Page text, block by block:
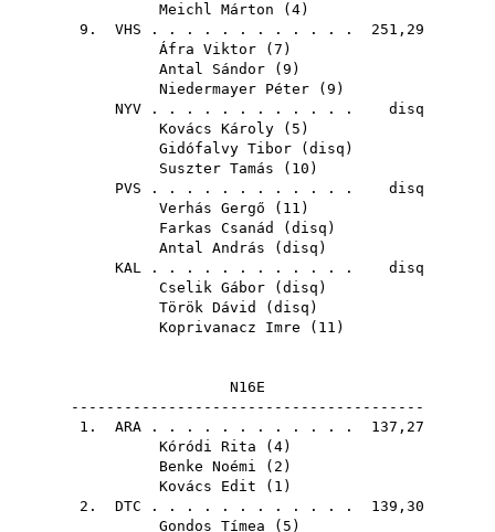
Meichl Márton ( 4)
9. VHS . . . . . . . . . . . . 251,29
Áfra Viktor ( 7 )
Antal Sándor ( 9 )
Niedermayer Péter ( 9 )
NYV . . . . . . . . . . . . disq
Kovács Károly ( 5 )
Gidófalvy Tibor ( disq )
Suszter Tamás ( 10 )
PVS . . . . . . . . . . . . disq
Verhás Gergő ( 11 )
Farkas Csanád
( disq )
Antal András ( disq )
KAL . . . . . . . . . . . . disq
Cselik Gábor ( disq )
Török Dávid
( disq )
Koprivanacz Imre ( 11 )
N16E
----------------------------------------
1. ARA . . . . . . . . . . . . 137,27
Kóródi Rita ( 4)
Benke Noémi ( 2 )
Kovács Edit ( 1 )
2. DTC . . . . . . . . . . . . 139,30
Gondos Tímea ( 5 )